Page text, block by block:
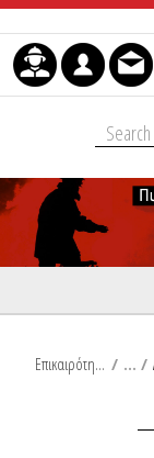
Skip to Content
Επικαιρότητα /